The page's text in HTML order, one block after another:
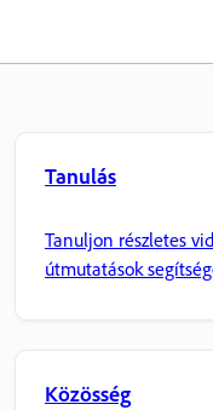
Tanulás
Tanuljon részletes
útmutatások
Közösség